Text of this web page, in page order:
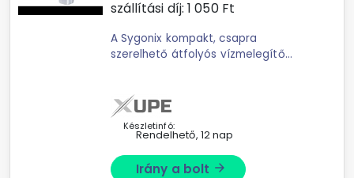
szállítási díj: 1 050Ft
A Sygonix kompakt, csapra
szerelhető átfolyós vízmelegítő
villanycsatlakozás. Csavarja fel a ...
Készletinfó:
Rendelhető, 12 nap
Irány a bolt arrow_forward